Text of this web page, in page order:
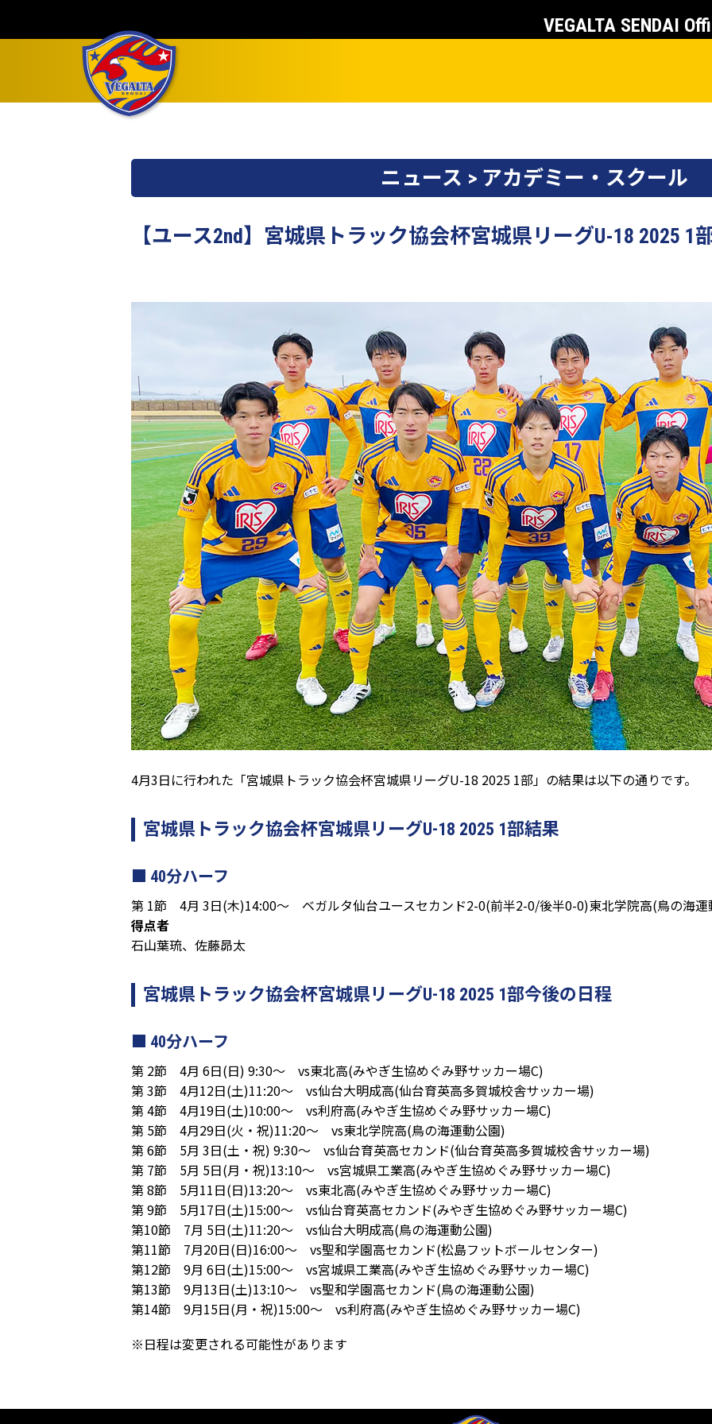
VEGALTA SENDAI
ニュース > アカデミー・スクール
【ユース2nd】宮城県トラック協会杯宮城県リーグU-18 2025 1
4月3日に行われた「宮城県トラック協会杯宮城県リーグU-18 2025 1部」の結果は以下の通りです。
宮城県トラック協会杯宮城県リーグU-18 2025 1部結果
40分ハーフ
第 1節 4月 3日(木)14:00～ ベガルタ仙台ユースセカンド2-0(前半2-0/後半0-0)東北学院高(鳥の海運
得点者
石山葉琉、佐藤昴太
宮城県トラック協会杯宮城県リーグU-18 2025 1部今後の日程
40分ハーフ
第 2節 4月 6日(日) 9:30～ vs東北高(みやぎ生協めぐみ野サッカー場C)
第 3節 4月12日(土)11:20～ vs仙台大明成高(仙台育英高多賀城校舎サッカー場)
第 4節 4月19日(土)10:00～ vs利府高(みやぎ生協めぐみ野サッカー場C)
第 5節 4月29日(火・祝)11:20～ vs東北学院高(鳥の海運動公園)
第 6節 5月 3日(土・祝) 9:30～ vs仙台育英高セカンド(仙台育英高多賀城校舎サッカー場)
第 7節 5月 5日(月・祝)13:10～ vs宮城県工業高(みやぎ生協めぐみ野サッカー場C)
第 8節 5月11日(日)13:20～ vs東北高(みやぎ生協めぐみ野サッカー場C)
第 9節 5月17日(土)15:00～ vs仙台育英高セカンド(みやぎ生協めぐみ野サッカー場C)
第10節 7月 5日(土)11:20～ vs仙台大明成高(鳥の海運動公園)
第11節 7月20日(日)16:00～ vs聖和学園高セカンド(松島フットボールセンター)
第12節 9月 6日(土)15:00～ vs宮城県工業高(みやぎ生協めぐみ野サッカー場C)
第13節 9月13日(土)13:10～ vs聖和学園高セカンド(鳥の海運動公園)
第14節 9月15日(月・祝)15:00～ vs利府高(みやぎ生協めぐみ野サッカー場C)
※日程は変更される可能性があります